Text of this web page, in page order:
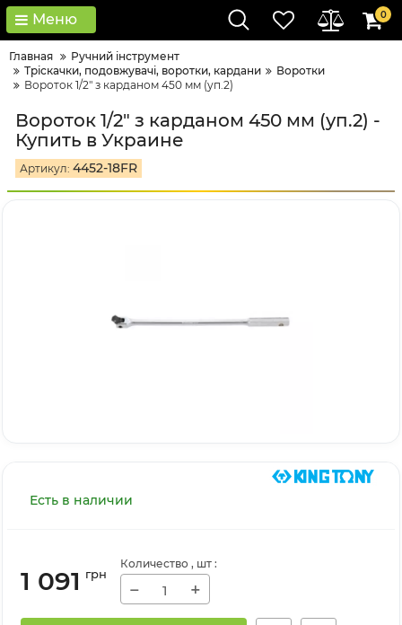
Меню 0
Главная
Ручний інструмент
Тріскачки, подовжувачі, воротки, кардани
Воротки
Вороток 1/2" з карданом 450 мм (уп.2)
Вороток 1/2" з карданом 450 мм (уп.2) -
Купить в Украине
Артикул: 4452-18FR
Есть в наличии
1 091 грн
Количество , шт :
− +